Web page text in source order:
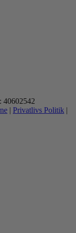
40602542
| Privatlivs Politik |